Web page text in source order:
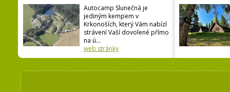
Autocamp Slunečná je
jediným kempem v
Krkonoších, který Vám nabízí
strávení Vaší dovolené přímo
na ú...
web stránky